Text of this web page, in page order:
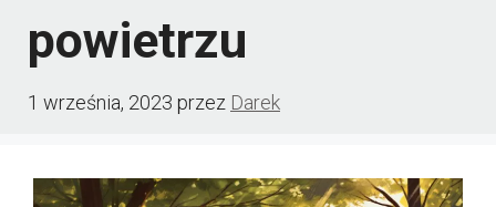
powietrzu
1 września, 2023 przez Darek